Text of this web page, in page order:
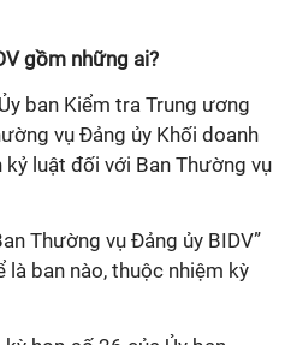
gồm những ai?
ban Kiểm tra Trung ương
vụ Đảng ủy Khối doanh
luật đối với Ban Thường vụ
Thường vụ Đảng ủy BIDV”
là ban nào, thuộc nhiệm kỳ